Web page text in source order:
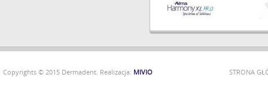
STRONA
Copyrights © 2015 Dermadent. Realizacja: MIVIO